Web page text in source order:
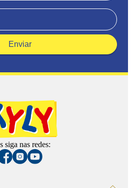
Enviar
siga nas redes: